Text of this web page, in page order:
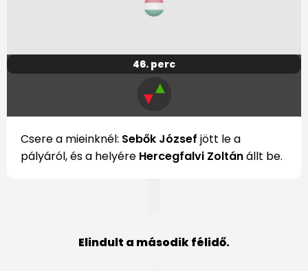
46. perc
▼▲
Csere a mieinknél: Sebők József jött le a
pályáról, és a helyére Hercegfalvi Zoltánállt be.
Elindult a második félidő.